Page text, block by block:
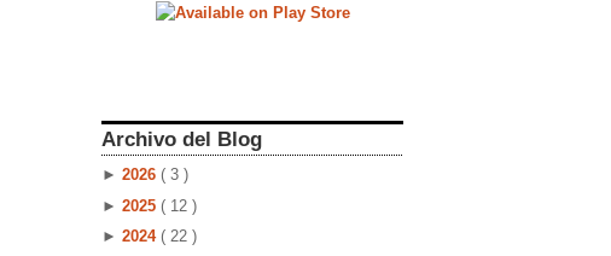
Archivo del Blog
► 2026 ( 3 )
► 2025 ( 12 )
► 2024 ( 22 )